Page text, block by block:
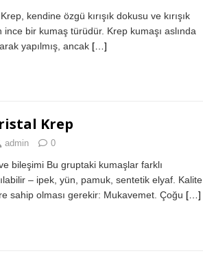
kendine özgü kırışık dokusu ve kırışık
bir kumaş türüdür. Krep kumaşı aslında
yapılmış, ancak […]
Krep
admin 0
bileşimi Bu gruptaki kumaşlar farklı
– ipek, yün, pamuk, sentetik elyaf. Kalite
sahip olması gerekir: Mukavemet. Çoğu […]